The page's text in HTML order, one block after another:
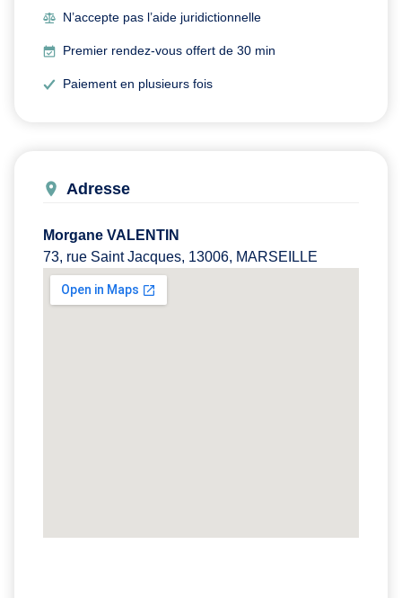
N’accepte pas l’aide juridictionnelle
Premier rendez-vous offert de 30 min
Paiement en plusieurs fois
Adresse
Morgane VALENTIN
73, rue Saint Jacques, 13006, MARSEILLE